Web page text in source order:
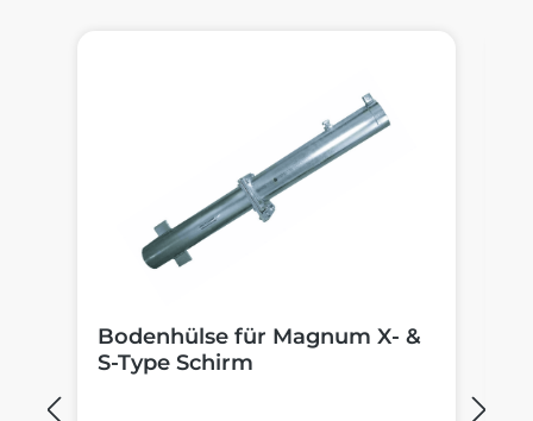
Bodenhülse für Magnum X- &
S-Type Schirm